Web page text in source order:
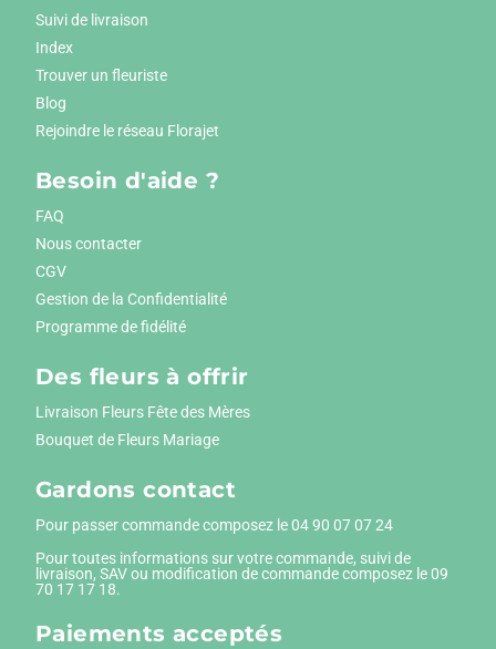
Suivi de livraison
Index
Trouver un fleuriste
Blog
Rejoindre le réseau Florajet
Besoin d'aide ?
FAQ
Nous contacter
CGV
Gestion de la Confidentialité
Programme de fidélité
Des fleurs à offrir
Livraison Fleurs Fête des Mères
Bouquet de Fleurs Mariage
Gardons contact
Pour passer commande composez le04 90 07 07 24
Pour toutes informations sur votre commande, suivi de
livraison, SAV ou modification de commande composez le 09
70 17 17 18.
Paiements acceptés